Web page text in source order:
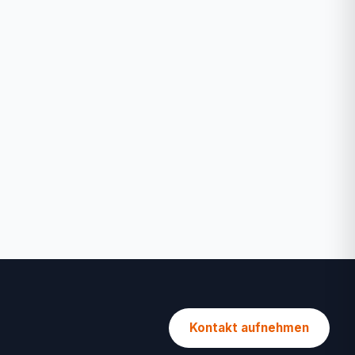
Kontakt aufnehmen